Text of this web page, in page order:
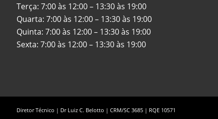
Terça: 7:00 às 12:00 – 13:30 às 19:00
Quarta: 7:00 às 12:00 – 13:30 às 19:00
Quinta: 7:00 às 12:00 – 13:30 às 19:00
Sexta: 7:00 às 12:00 – 13:30 às 19:00
Diretor Técnico | Dr Luiz C. Belotto | CRM/SC 3685 | RQE 10571